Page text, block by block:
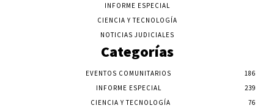
INFORME ESPECIAL
CIENCIA Y TECNOLOGÍA
NOTICIAS JUDICIALES
Categorías
EVENTOS COMUNITARIOS
186
INFORME ESPECIAL
239
CIENCIA Y TECNOLOGÍA
76